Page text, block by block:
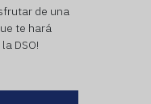
de una
te hará
DSO!